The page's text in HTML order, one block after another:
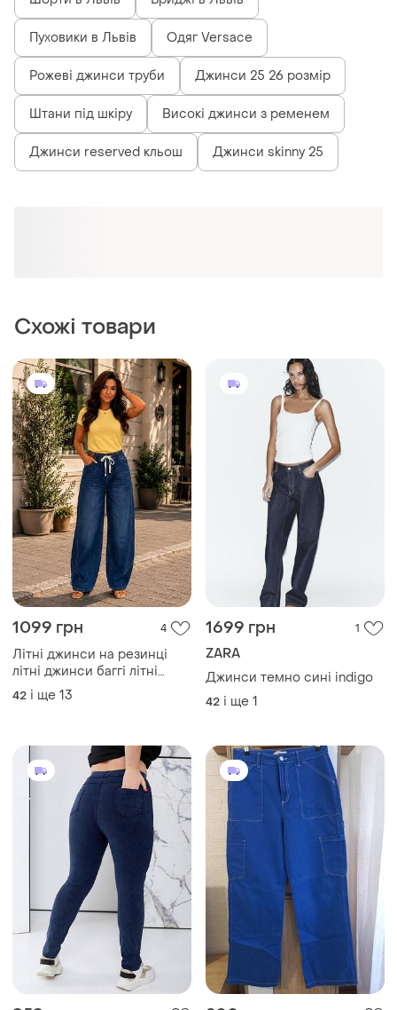
Пуховики в Львів Одяг Versace
Рожеві джинси труби Джинси 25 26 розмір
Штани під шкіру Високі джинси з ременем
Джинси reserved кльош Джинси skinny 25
1099 грн 4
Літні джинси на резинці
літні джинси баггі літні
джинси палаццо літні
джинси вільного крою літні
сині джинси
42 і ще 13
1699 грн
Джинси темно сині indigo
959 грн 0
Чорні джинси сині джинси
батал жіночі дженні чи
джинси великого розміру
джинси скінні батал
і ще 15
200 грн
Denim Co
Джинси сині
42-44